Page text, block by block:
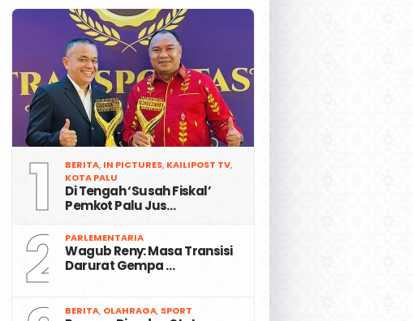
1 BERITA, IN PICTURES, KAILIPOST TV,
KOTA PALU
Di Tengah ‘Susah Fiskal’
Pemkot Palu Jus…
2 PARLEMENTARIA
Wagub Reny: Masa Transisi
Darurat Gempa …
BERITA, OLAHRAGA, SPORT